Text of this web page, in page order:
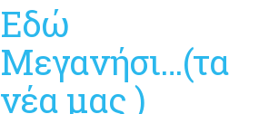
Εδώ
Μεγανήσι…(τα
νέα μας )